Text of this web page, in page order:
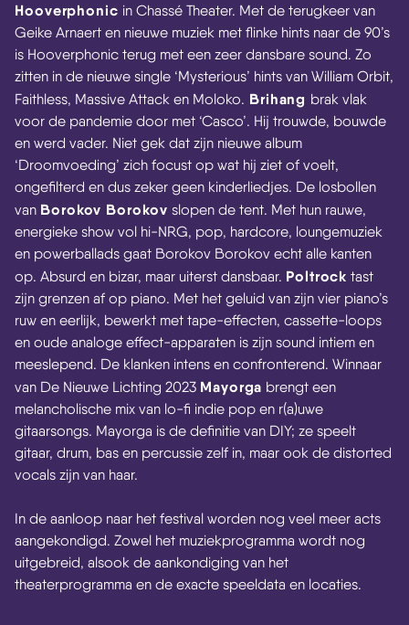
Hooverphonic in Chassé Theater. Met de terugkeer van
Geike Arnaert en nieuwe muziek met flinke hints naar de 90’s
is Hooverphonic terug met een zeer dansbare sound. Zo
zitten in de nieuwe single ‘Mysterious’ hints van William Orbit,
Faithless, Massive Attack en Moloko. Brihang brak vlak
voor de pandemie door met ‘Casco’. Hij trouwde, bouwde
en werd vader. Niet gek dat zijn nieuwe album
‘Droomvoeding’ zich focust op wat hij ziet of voelt,
ongefilterd en dus zeker geen kinderliedjes. De losbollen
van Borokov Borokov slopen de tent. Met hun rauwe,
energieke show vol hi-NRG, pop, hardcore, loungemuziek
en powerballads gaat Borokov Borokov echt alle kanten
op. Absurd en bizar, maar uiterst dansbaar. Poltrock tast
zijn grenzen af op piano. Met het geluid van zijn vier piano’s
ruw en eerlijk, bewerkt met tape-effecten, cassette-loops
en oude analoge effect-apparaten is zijn sound intiem en
meeslepend. De klanken intens en confronterend. Winnaar
van De Nieuwe Lichting 2023 Mayorga brengt een
melancholische mix van lo-fi indie pop en r(a)uwe
gitaarsongs. Mayorga is de definitie van DIY; ze speelt
gitaar, drum, bas en percussie zelf in, maar ook de distorted
vocals zijn van haar.
In de aanloop naar het festival worden nog veel meer acts
aangekondigd. Zowel het muziekprogramma wordt nog
uitgebreid, alsook de aankondiging van het
theaterprogramma en de exacte speeldata en locaties.